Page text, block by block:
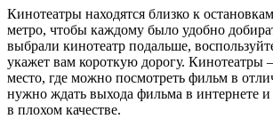
Кинотеатры находятся близко к
метро, чтобы каждому было удобно
выбрали кинотеатр подальше,
укажет вам короткую дорогу. Кинотеатры
место, где можно посмотреть фильм в
нужно ждать выхода фильма в интернете и
в плохом качестве.